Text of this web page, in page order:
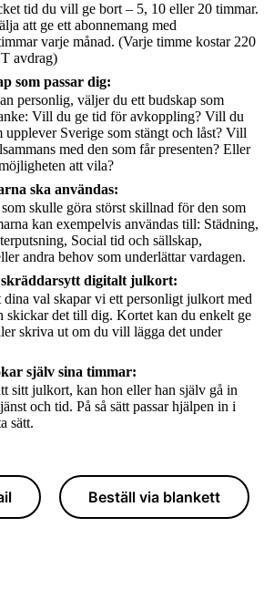
tid du vill ge bort – 5, 10 eller 20 timmar.
att ge ett abonnemang med
varje månad. (Varje timme kostar 220
avdrag)
som passar dig:
personlig, väljer du ett budskap som
Vill du ge tid för avkoppling? Vill du
upplever Sverige som stängt och låst? Vill
med den som får presenten? Eller
att vila?
ska användas:
skulle göra störst skillnad för den som
kan exempelvis användas till: Städning,
Social tid och sällskap,
andra behov som underlättar vardagen.
digitalt julkort:
val skapar vi ett personligt julkort med
skickar det till dig. Kortet kan du enkelt ge
skriva ut om du vill lägga det under
själv sina timmar:
sitt julkort, kan hon eller han själv gå in
och tid. På så sätt passar hjälpen in i
sätt.
Beställ via blankett